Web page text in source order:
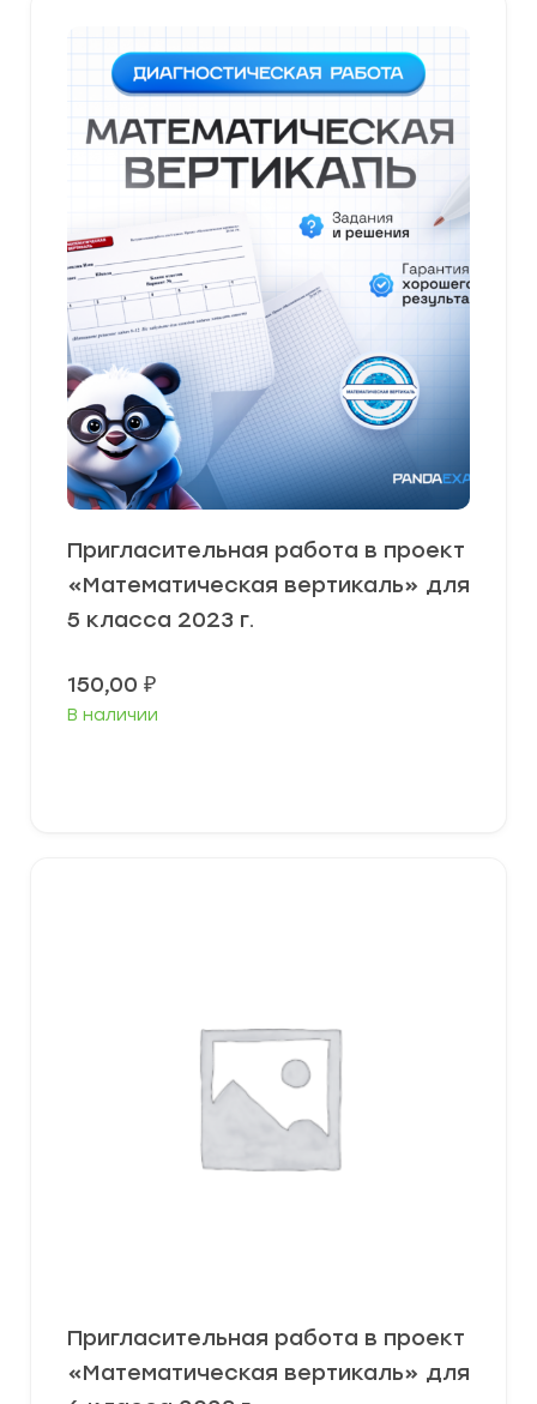
Пригласительная работа в проект
«Математическая вертикаль» для
5 класса 2023 г.
150,00 ₽
В наличии
Пригласительная работа в проект
«Математическая вертикаль» для